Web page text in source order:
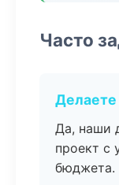
Часто
Делаете
Да, наши
проект с
бюджета.